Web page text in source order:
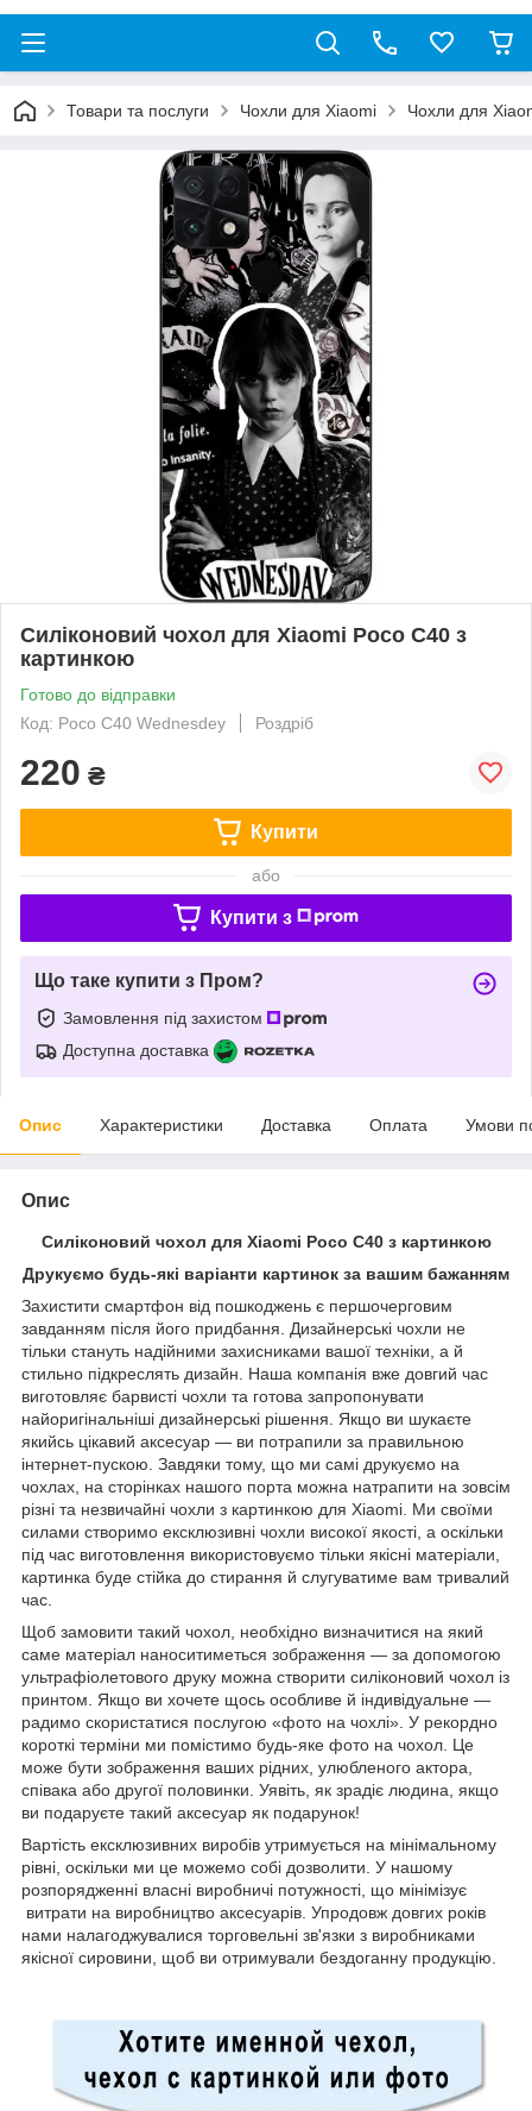
Товари та послуги Чохли для Xiaomi Чохли для
Силіконовий чохол для Xiaomi Poco C40 з
картинкою
Готово до відправки
Код: Poco C40 Wednesdey
Роздріб
220 ₴
Купити
або
Купити з
Що таке купити з Пром?
Замовлення під захистом
Доступна доставка
Опис Характеристики Доставка Оплата Умови
Опис
Силіконовий чохол для Xiaomi Poco C40 з картинкою
Друкуємо будь-які варіанти картинок за вашим бажанням
Захистити смартфон від пошкоджень є першочерговим
завданням після його придбання. Дизайнерські чохли не
тільки стануть надійними захисниками вашої техніки, а й
стильно підкреслять дизайн. Наша компанія вже довгий час
виготовляє барвисті чохли та готова запропонувати
найоригінальніші дизайнерські рішення. Якщо ви шукаєте
якийсь цікавий аксесуар — ви потрапили за правильною
інтернет-пускою. Завдяки тому, що ми самі друкуємо на
чохлах, на сторінках нашого порта можна натрапити на зовсім
різні та незвичайні чохли з картинкою для Xiaomi. Ми своїми
силами створимо ексклюзивні чохли високої якості, а оскільки
під час виготовлення використовуємо тільки якісні матеріали,
картинка буде стійка до стирання й слугуватиме вам тривалий
час.
Щоб замовити такий чохол, необхідно визначитися на який
саме матеріал наноситиметься зображення — за допомогою
ультрафіолетового друку можна створити силіконовий чохол із
принтом. Якщо ви хочете щось особливе й індивідуальне —
радимо скористатися послугою «фото на чохлі». У рекордно
короткі терміни ми помістимо будь-яке фото на чохол. Це
може бути зображення ваших рідних, улюбленого актора,
співака або другої половинки. Уявіть, як зрадіє людина, якщо
ви подаруєте такий аксесуар як подарунок!
Вартість ексклюзивних виробів утримується на мінімальному
рівні, оскільки ми це можемо собі дозволити. У нашому
розпорядженні власні виробничі потужності, що мінімізує
витрати на виробництво аксесуарів. Упродовж довгих років
нами налагоджувалися торговельні зв'язки з виробниками
якісної сировини, щоб ви отримували бездоганну продукцію.